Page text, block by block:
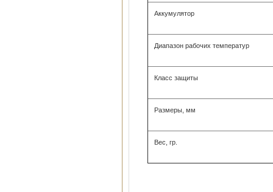
Аккумулятор
Диапазон рабочих температур
Класс защиты
Размеры, мм
Вес, гр.